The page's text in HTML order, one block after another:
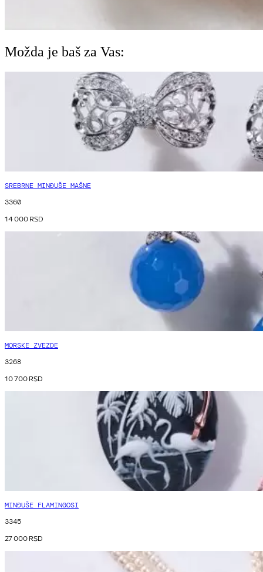
Možda je baš za Vas:
SREBRNE MINĐUŠE MAŠNE
3360
14 000RSD
MORSKE ZVEZDE
3268
10 700RSD
MINĐUŠE FLAMINGOSI
3345
27 000RSD